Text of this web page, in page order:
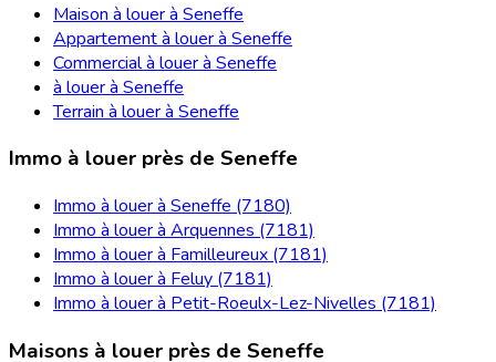
Maison à louer à Seneffe
Appartement à louer à Seneffe
Commercial à louer à Seneffe
à louer à Seneffe
Terrain à louer à Seneffe
Immo à louer près de Seneffe
Immo à louer à Seneffe (7180)
Immo à louer à Arquennes (7181)
Immo à louer à Familleureux (7181)
Immo à louer à Feluy (7181)
Immo à louer à Petit-Roeulx-Lez-Nivelles (7181)
Maisons à louer près de Seneffe